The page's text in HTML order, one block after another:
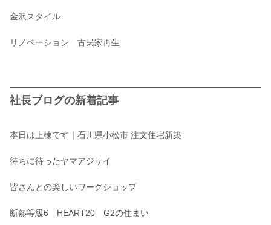
金沢スタイル
リノベーション 古民家再生
社長ブログの新着記事
本日は上棟です｜石川県小松市 注文住宅新築
待ちに待ったヤマアジサイ
皆さんとの楽しいワークショップ
断熱等級6 HEART20 G2の住まい